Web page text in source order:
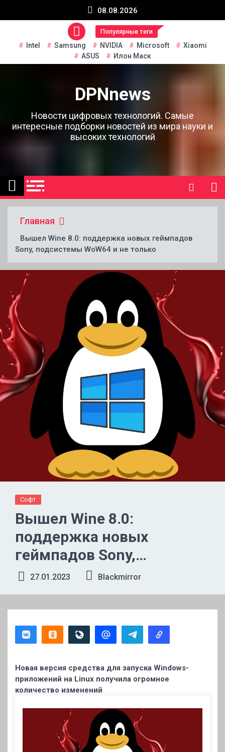
08.08.2026
Популярные теги
Intel Samsung NVIDIA Microsoft
Xiaomi
ASUS
Илон Маск
DPNnews
Новости цифровых технологий. Самые
интересные подборки новостей из мира науки и
высоких технологий
Главная
Вышел Wine 8.0: поддержка новых геймпадов
Sony, подсистемы WoW64 и не только
Софт
Вышел Wine 8.0:
поддержка новых
геймпадов Sony,
подсистемы WoW64 и не
только
27.01.2023 Blackmirror
Новая версия средства для запуска Windows-
приложений на Linux получила огромное
количество изменений